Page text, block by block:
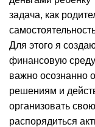
задача, как
Для этого я
финансовую
важно осознанно
решениям и
организовать
распорядиться